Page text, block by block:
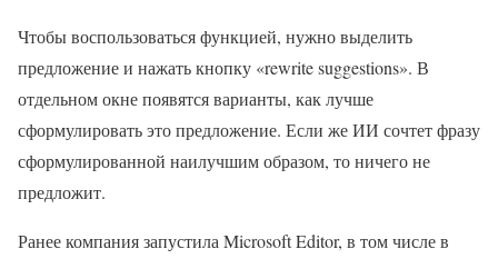
Чтобы воспользоваться функцией, нужно выделить
предложение и нажать кнопку «rewrite suggestions». В
отдельном окне появятся варианты, как лучше
сформулировать это предложение. Если же ИИ сочтет фразу
сформулированной наилучшим образом, то ничего не
предложит.
Ранее компания запустила Microsoft Editor, в том числе в